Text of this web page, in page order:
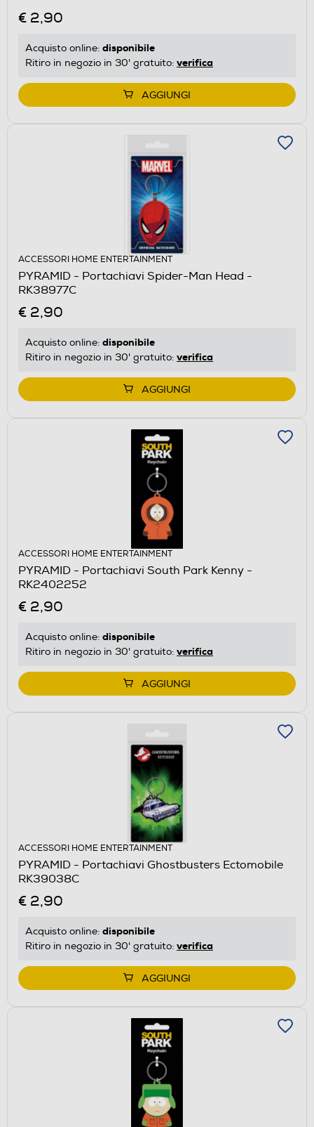
€ 2,90
Acquisto online: disponibile
Ritiro in negozio in 30' gratuito: verifica
AGGIUNGI
ACCESSORI HOME ENTERTAINMENT
PYRAMID - Portachiavi Spider-Man Head -
RK38977C
€ 2,90
Acquisto online: disponibile
Ritiro in negozio in 30' gratuito: verifica
AGGIUNGI
ACCESSORI HOME ENTERTAINMENT
PYRAMID - Portachiavi South Park Kenny -
RK2402252
€ 2,90
Acquisto online: disponibile
Ritiro in negozio in 30' gratuito: verifica
AGGIUNGI
ACCESSORI HOME ENTERTAINMENT
PYRAMID - Portachiavi Ghostbusters Ectomobile
RK39038C
€ 2,90
Acquisto online: disponibile
Ritiro in negozio in 30' gratuito: verifica
AGGIUNGI